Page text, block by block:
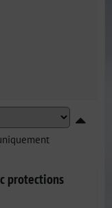
protections